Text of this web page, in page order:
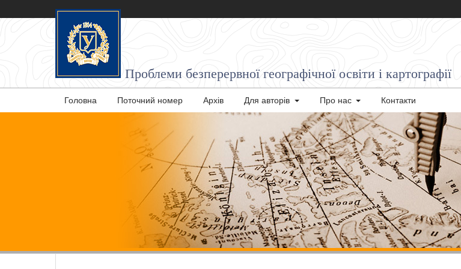
Проблеми безперервної географічної освіти і картографії
Головна Поточний номер Архів Для авторів Про нас Контакти